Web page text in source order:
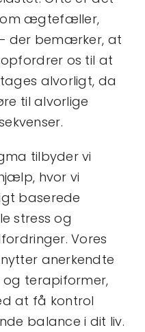
ægtefæller,
der bemærker, at
os til at
alvorligt, da
til alvorlige
tilbyder vi
hvor vi
baserede
stress og
Vores
anerkendte
og terapiformer,
at få kontrol
balance i dit liv.